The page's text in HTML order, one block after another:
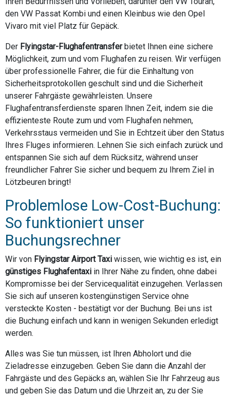
den VW Passat Kombi und einen Kleinbus wie den Opel
Vivaro mit viel Platz für Gepäck.
Der Flyingstar-Flughafentransferbietet Ihnen eine sichere
Möglichkeit, zum und vom Flughafen zu reisen. Wir verfügen
über professionelle Fahrer, die für die Einhaltung von
Sicherheitsprotokollen geschult sind und die Sicherheit
unserer Fahrgäste gewährleisten. Unsere
Flughafentransferdienste sparen Ihnen Zeit, indem sie die
effizienteste Route zum und vom Flughafen nehmen,
Verkehrsstaus vermeiden und Sie in Echtzeit über den Status
Ihres Fluges informieren. Lehnen Sie sich einfach zurück und
entspannen Sie sich auf dem Rücksitz, während unser
freundlicher Fahrer Sie sicher und bequem zu Ihrem Ziel in
Lötzbeuren bringt!
Problemlose Low-Cost-Buchung:
So funktioniert unser
Buchungsrechner
Wir von Flyingstar Airport Taxi wissen, wie wichtig es ist, ein
günstiges Flughafentaxi in Ihrer Nähe zu finden, ohne dabei
Kompromisse bei der Servicequalität einzugehen. Verlassen
Sie sich auf unseren kostengünstigen Service ohne
versteckte Kosten - bestätigt vor der Buchung. Bei uns ist
die Buchung einfach und kann in wenigen Sekunden erledigt
werden.
Alles was Sie tun müssen, ist Ihren Abholort und die
Zieladresse einzugeben. Geben Sie dann die Anzahl der
Fahrgäste und des Gepäcks an, wählen Sie Ihr Fahrzeug aus
und geben Sie das Datum und die Uhrzeit an, zu der Sie